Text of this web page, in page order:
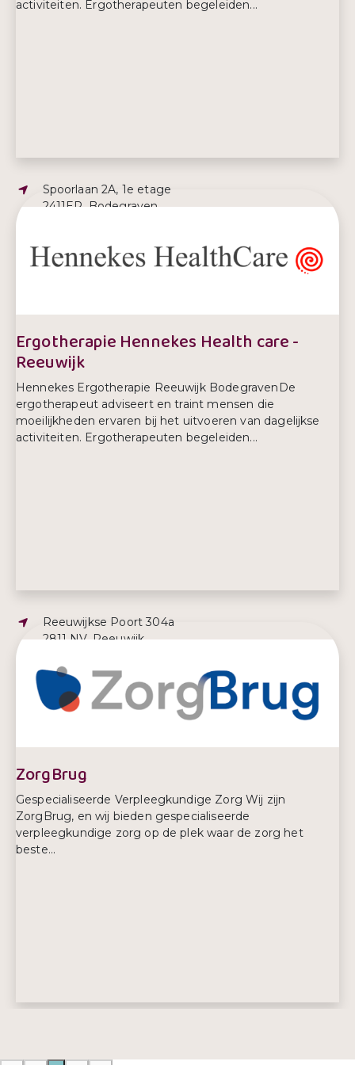
activiteiten. Ergotherapeuten begeleiden...
Adres:
Spoorlaan 2A, 1e etage
2411ER, Bodegraven
Telefoonnummer:
06 214 223 91
Ergotherapie Hennekes Health care -
Reeuwijk
Hennekes Ergotherapie Reeuwijk BodegravenDe
ergotherapeut adviseert en traint mensen die
moeilijkheden ervaren bij het uitvoeren van dagelijkse
activiteiten. Ergotherapeuten begeleiden...
Adres:
Reeuwijkse Poort 304a
2811 NV, Reeuwijk
E-mailadres:
info@hennekes-healthcare.nl
Telefoonnummer:
0182 581837
ZorgBrug
Gespecialiseerde Verpleegkundige Zorg Wij zijn
ZorgBrug, en wij bieden gespecialiseerde
verpleegkundige zorg op de plek waar de zorg het
beste...